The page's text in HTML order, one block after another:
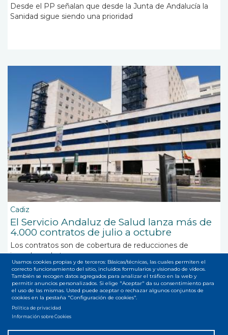
Desde el PP señalan que desde la Junta de Andalucía la
Sanidad sigue siendo una prioridad
Cadiz
El Servicio Andaluz de Salud lanza más de
4.000 contratos de julio a octubre
Los contratos son de cobertura de reducciones de
jornadas y de tres meses o menos
Suscribirse a contratos
Usamos cookies propias y de terceros: Básicas/técnicas, las cuales permiten el
correcto funcionamiento del sitio, incluidos formularios y visionado de vídeos.
También se recogen datos agregados para analizar el tráfico en la web y
permitir anuncios personalizados. Si elige "Aceptar" da su consentimiento para
el uso de las mismas. Usted puede aceptar o rechazar algunos conjuntos de
cookies en la pestaña "Configuración de cookies".
Política de privacidad
Información sobre Cookies